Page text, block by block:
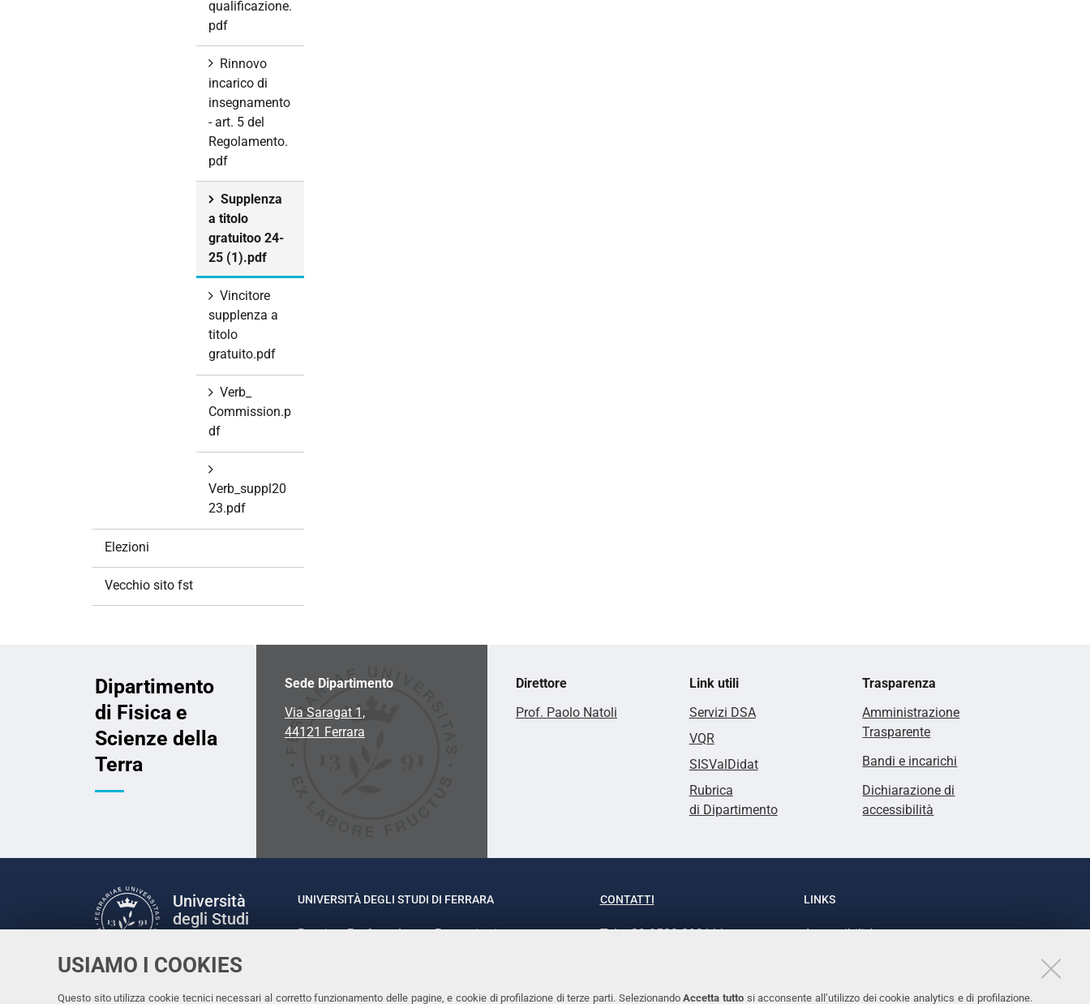
USIAMO I COOKIES
Questo sito utilizza cookie tecnici necessari al corretto funzionamento delle pagine, e cookie di profilazione di terze parti. SelezionandoAccetta tutto si acconsente all’utilizzo dei cookie analytics e di profilazione.
qualificazione.
pdf
Rinnovo
incarico di
insegnamento
- art. 5 del
Regolamento.
pdf
Supplenza
a titolo
gratuitoo 24-
25 (1).pdf
Vincitore
supplenza a
titolo
gratuito.pdf
Verb_
Commission.p
df
Verb_suppl20
23.pdf
Elezioni
Vecchio sito fst
Dipartimento
di Fisica e
Scienze della
Terra
Sede Dipartimento
Via Saragat 1,
44121 Ferrara
Direttore
Prof. Paolo Natoli
Link utili
Servizi DSA
VQR
SISValDidat
Rubrica
di Dipartimento
Trasparenza
Amministrazione
Trasparente
Bandi e incarichi
Dichiarazione di
accessibilità
Università
degli Studi
UNIVERSITÀ DEGLI STUDI DI FERRARA
Rettrice: Prof.ssa Laura Ramaciotti
CONTATTI
Tel. +39 0532 293111
LINKS
Accessibilità